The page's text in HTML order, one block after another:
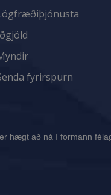
fyrirspurn
hægt að ná í formann